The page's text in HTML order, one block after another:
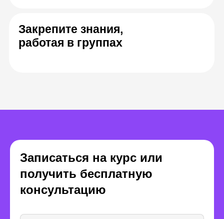
Записаться на курс или
получить бесплатную
консультацию
информационной
безопасности СО ЕЭС
Получите опыт
реальной работы